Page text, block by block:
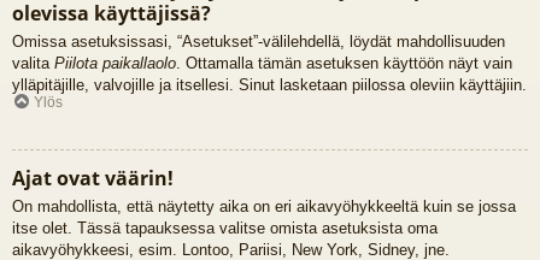
olevissa käyttäjissä?
Omissa asetuksissasi, “Asetukset”-välilehdellä, löydät mahdollisuuden
valita Piilota paikallaolo. Ottamalla tämän asetuksen käyttöön näyt vain
ylläpitäjille, valvojille ja itsellesi. Sinut lasketaan piilossa oleviin käyttäjiin.
Ylös
Ajat ovat väärin!
On mahdollista, että näytetty aika on eri aikavyöhykkeeltä kuin se jossa
itse olet. Tässä tapauksessa valitse omista asetuksista oma
aikavyöhykkeesi, esim. Lontoo, Pariisi, New York, Sidney, jne.